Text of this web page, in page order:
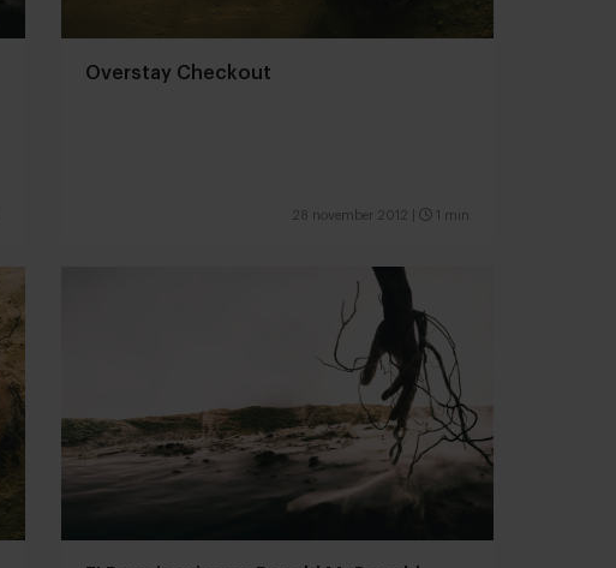
Overstay Checkout
28 november 2012 1 min